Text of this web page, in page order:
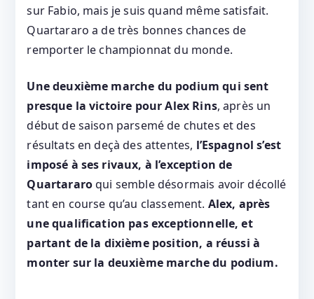
sur Fabio, mais je suis quand même satisfait.
Quartararo a de très bonnes chances de
remporter le championnat du monde.
Une deuxième marche du podium qui sent
presque la victoire pour Alex Rins, après un
début de saison parsemé de chutes et des
résultats en deçà des attentes, l’Espagnol s’est
imposé à ses rivaux, à l’exception de
Quartararoqui semble désormais avoir décollé
tant en course qu’au classement. Alex, après
une qualification pas exceptionnelle, et
partant de la dixième position, a réussi à
monter sur la deuxième marche du podium.